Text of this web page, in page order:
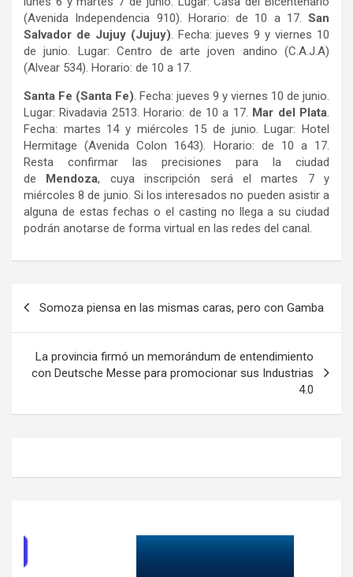
(Avenida Independencia 910). Horario: de 10 a 17. San
Salvador de Jujuy (Jujuy). Fecha: jueves 9 y viernes 10
de junio. Lugar: Centro de arte joven andino (C.A.J.A)
(Alvear 534). Horario: de 10 a 17.
Santa Fe (Santa Fe). Fecha: jueves 9 y viernes 10 de junio.
Lugar: Rivadavia 2513. Horario: de 10 a 17. Mar del Plata.
Fecha: martes 14 y miércoles 15 de junio. Lugar: Hotel
Hermitage (Avenida Colon 1643). Horario: de 10 a 17.
Resta confirmar las precisiones para la ciudad
de Mendoza, cuya inscripción será el martes 7 y
miércoles 8 de junio. Si los interesados no pueden asistir a
alguna de estas fechas o el casting no llega a su ciudad
podrán anotarse de forma virtual en las redes del canal.
Somoza piensa en las mismas caras, pero con Gamba
La provincia firmó un memorándum de entendimiento
con Deutsche Messe para promocionar sus Industrias
4.0